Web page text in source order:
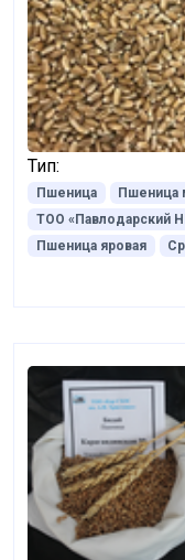
Тип:
Пшеница Пшеница
ТОО «Павлодарский
Пшеница яровая